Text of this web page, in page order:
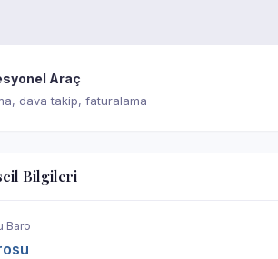
Araç
dava takip, faturalama
Bilgileri
Baro